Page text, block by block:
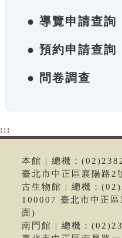
● 導覽申請查詢
● 預約申請查詢
● 問卷調查
:::
本館 | 總機：
臺北市中正區襄陽路2
古生物館 | 總機：
100007 臺北市中正
面)
南門館 | 總機：